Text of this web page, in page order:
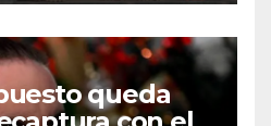
queda